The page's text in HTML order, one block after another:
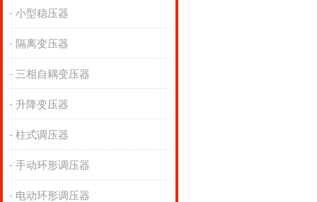
小型稳压器
隔离变压器
三相自耦变压器
升降变压器
柱式调压器
手动环形调压器
电动环形调压器